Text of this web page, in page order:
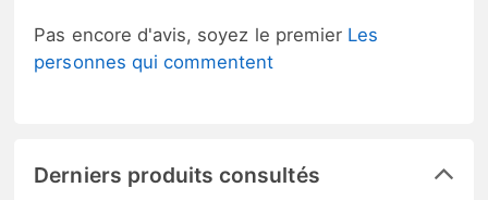
Pas encore d'avis, soyez le premier Les
personnes qui commentent
Derniers produits consultés